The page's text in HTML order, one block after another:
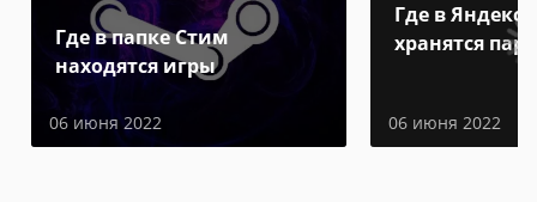
Где в папке Стим
находятся игры
06 июня 2022
Где в Яндекс
хранятся
06 июня 2022